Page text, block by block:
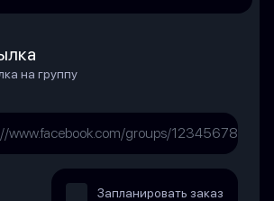
на группу
Запланировать заказ